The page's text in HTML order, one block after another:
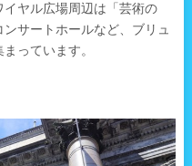
ヤル広場周辺は「芸術の
サートホールなど、ブリュ
っています。